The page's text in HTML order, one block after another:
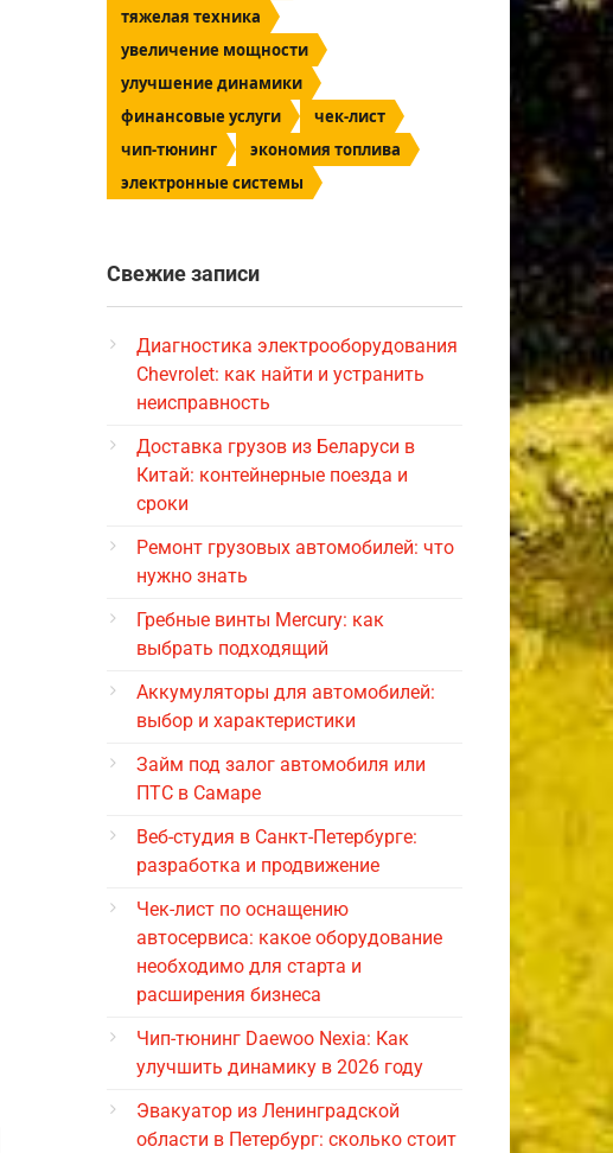
тяжелая техника
увеличение мощности
улучшение динамики
финансовые услуги
чек-лист
чип-тюнинг
экономия топлива
электронные системы
Свежие записи
Диагностика электрооборудования
Chevrolet: как найти и устранить
неисправность
Доставка грузов из Беларуси в
Китай: контейнерные поезда и
сроки
Ремонт грузовых автомобилей: что
нужно знать
Гребные винты Mercury: как
выбрать подходящий
Аккумуляторы для автомобилей:
выбор и характеристики
Займ под залог автомобиля или
ПТС в Самаре
Веб-студия в Санкт-Петербурге:
разработка и продвижение
Чек-лист по оснащению
автосервиса: какое оборудование
необходимо для старта и
расширения бизнеса
Чип-тюнинг Daewoo Nexia: Как
улучшить динамику в 2026 году
Эвакуатор из Ленинградской
области в Петербург: сколько стоит